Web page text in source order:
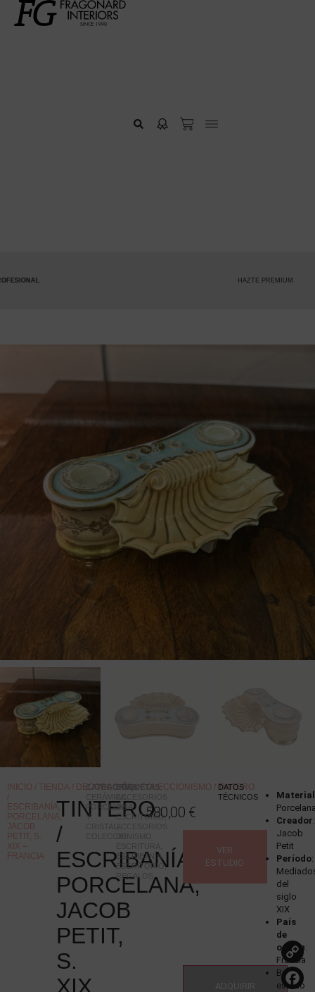
INICIO / TIENDA / DECORACIÓN / COLECCIONISMO / TINTERO
/
ESCRIBANÍA,
PORCELANA,
JACOB
PETIT, S.
XIX –
FRANCIA
TINTERO
/
ESCRIBANÍA,
PORCELANA,
JACOB
PETIT,
S.
XIX
CATEGORÍAS:
PORCELANA
Y
ETIQUETAS:
DE
ESCRITORIO,
ESCRIBANÍA,
ESCRITORIO,
REGALOS
580,00 €
VER
ESTUDIO
DATOS
TÉCNICOS
Creador:
Jacob
Petit
Período:
del
siglo
XIX
País
de
origen:
Francia
Buen
estado